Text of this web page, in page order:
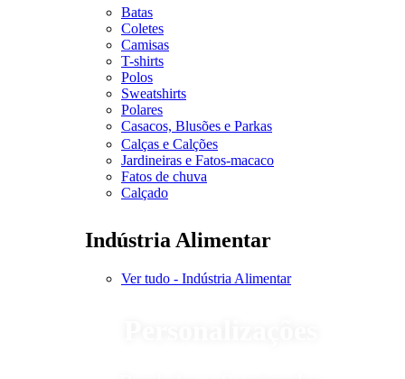
Batas
Coletes
Camisas
T-shirts
Polos
Sweatshirts
Polares
Casacos, Blusões e Parkas
Calças e Calções
Jardineiras e Fatos-macaco
Fatos de chuva
Calçado
Indústria Alimentar
Ver tudo - Indústria Alimentar